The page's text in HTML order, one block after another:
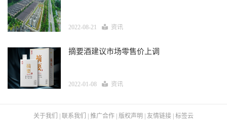
2022-08-21 资讯
摘要酒建议市场零售价上调
2022-01-08 资讯
关于我们 联系我们 推广合作 版权声明 友情链接 标签云